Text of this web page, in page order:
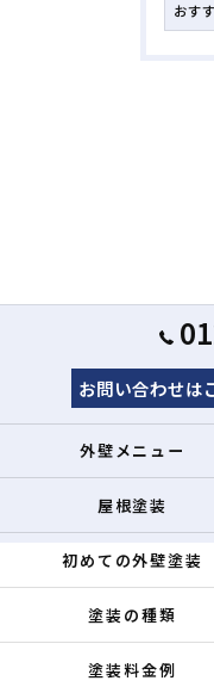
おす
お問い合わせは
外壁メニュー
屋根塗装
初めての外壁塗装
塗装の種類
塗装料金例